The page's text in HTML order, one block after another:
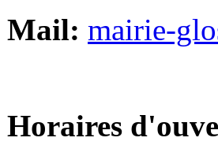
Mail: mairie-
Horaires